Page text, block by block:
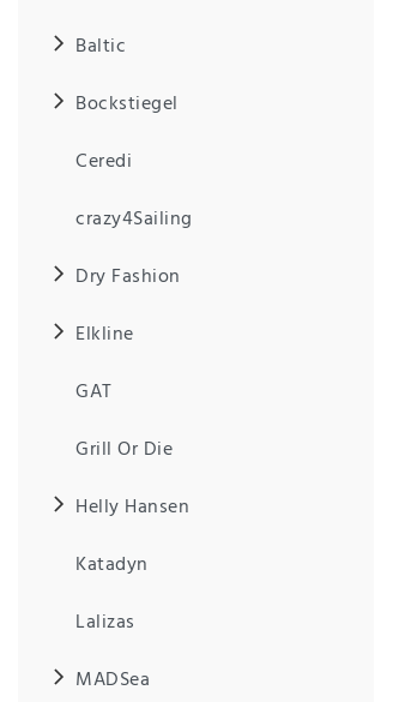
Baltic
Bockstiegel
Ceredi
crazy4Sailing
Dry Fashion
Elkline
GAT
Grill Or Die
Helly Hansen
Katadyn
Lalizas
MADSea
Hiermit
bestätige
ich, dass
Daten­
erklärung
habe.
Anf
rag
sen
n